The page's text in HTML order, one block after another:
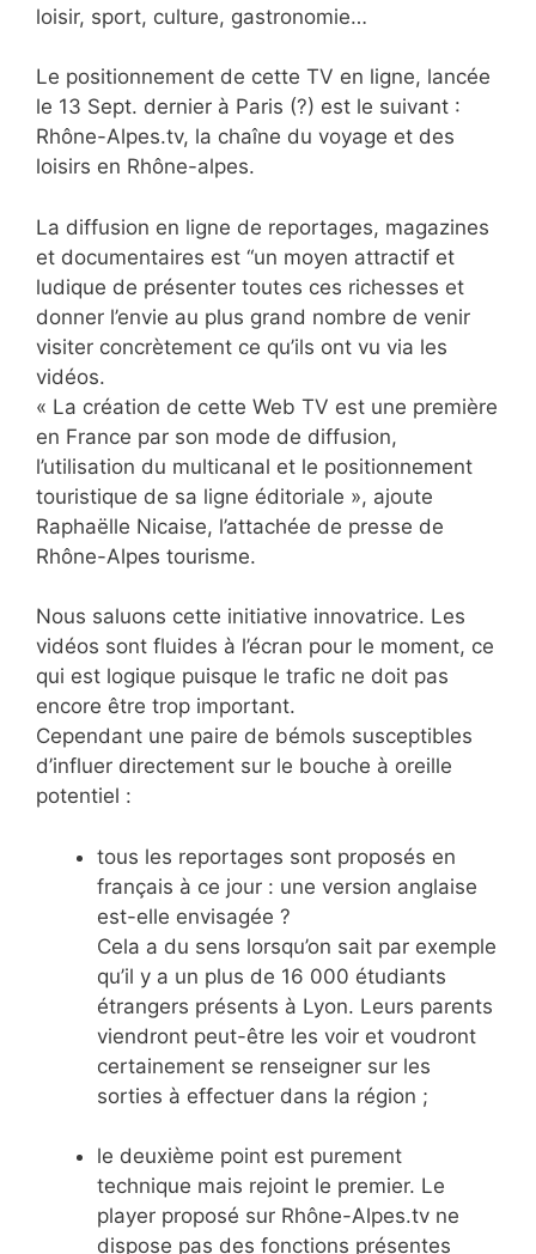
loisir, sport, culture, gastronomie…
Le positionnement de cette TV en ligne, lancée
le 13 Sept. dernier à Paris (?) est le suivant :
Rhône-Alpes.tv, la chaîne du voyage et des
loisirs en Rhône-alpes.
La diffusion en ligne de reportages, magazines
et documentaires est “un moyen attractif et
ludique de présenter toutes ces richesses et
donner l’envie au plus grand nombre de venir
visiter concrètement ce qu’ils ont vu via les
vidéos.
« La création de cette Web TV est une première
en France par son mode de diffusion,
l’utilisation du multicanal et le positionnement
touristique de sa ligne éditoriale », ajoute
Raphaëlle Nicaise, l’attachée de presse de
Rhône-Alpes tourisme.
Nous saluons cette initiative innovatrice. Les
vidéos sont fluides à l’écran pour le moment, ce
qui est logique puisque le trafic ne doit pas
encore être trop important.
Cependant une paire de bémols susceptibles
d’influer directement sur le bouche à oreille
potentiel :
tous les reportages sont proposés en
français à ce jour : une version anglaise
est-elle envisagée ?
Cela a du sens lorsqu’on sait par exemple
qu’il y a un plus de 16 000 étudiants
étrangers présents à Lyon. Leurs parents
viendront peut-être les voir et voudront
certainement se renseigner sur les
sorties à effectuer dans la région ;
le deuxième point est purement
technique mais rejoint le premier. Le
player proposé sur Rhône-Alpes.tv ne
dispose pas des fonctions présentes